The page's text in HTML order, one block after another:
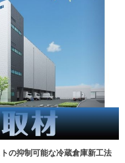
の抑制可能な冷蔵倉庫新工法